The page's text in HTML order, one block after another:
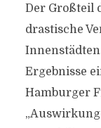
Der Großteil
drastische
Ergebnisse
Hamburger